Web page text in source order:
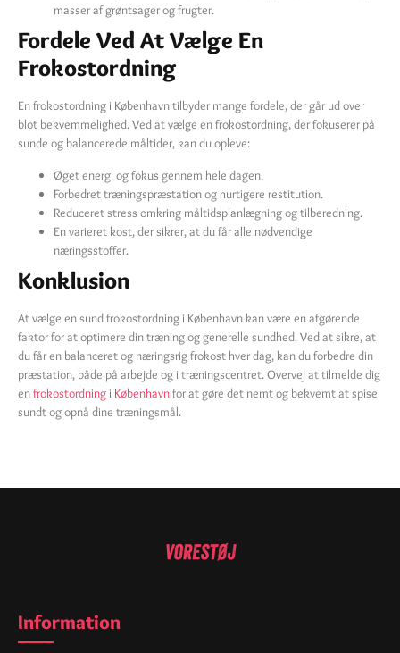
masser af grøntsager og frugter.
Fordele Ved At Vælge En
Frokostordning
En frokostordning i København tilbyder mange fordele, der går ud over
blot bekvemmelighed. Ved at vælge en frokostordning, der fokuserer på
sunde og balancerede måltider, kan du opleve:
Øget energi og fokus gennem hele dagen.
Forbedret træningspræstation og hurtigere restitution.
Reduceret stress omkring måltidsplanlægning og tilberedning.
En varieret kost, der sikrer, at du får alle nødvendige
næringsstoffer.
Konklusion
At vælge en sund frokostordning i København kan være en afgørende
faktor for at optimere din træning og generelle sundhed. Ved at sikre, at
du får en balanceret og næringsrig frokost hver dag, kan du forbedre din
præstation, både på arbejde og i træningscentret. Overvej at tilmelde dig
enfrokostordning i Københavnfor at gøre det nemt og bekvemt at spise
sundt og opnå dine træningsmål.
Information